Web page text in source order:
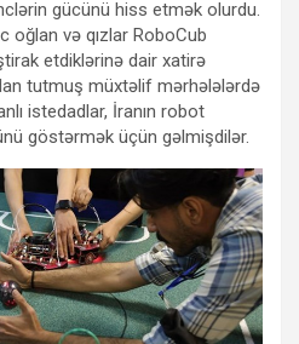
gücünü hiss etmək olurdu.
oğlan və qızlar RoboCub
etdiklərinə dair xatirə
tutmuş müxtəlif mərhələlərdə
istedadlar, İranın robot
göstərmək üçün gəlmişdilər.